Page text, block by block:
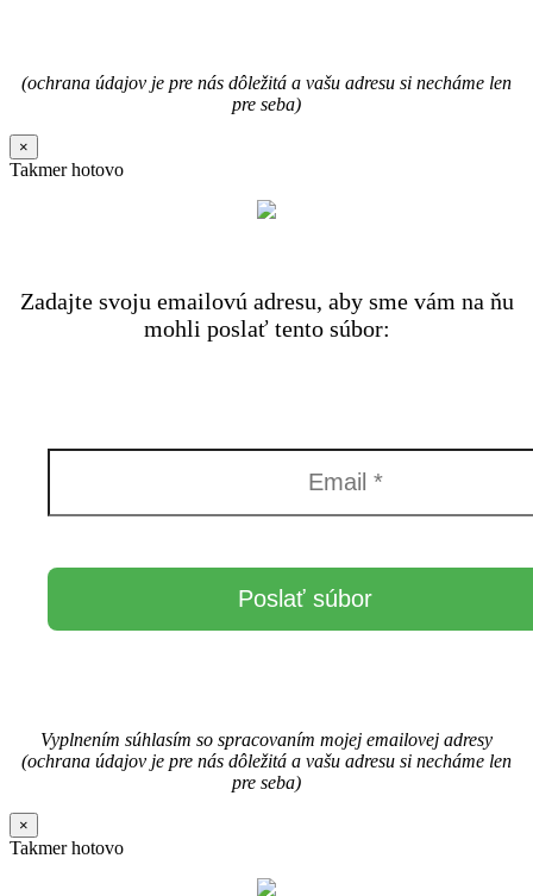
(ochrana údajov je pre nás dôležitá a vašu adresu si necháme len
pre seba)
×
Takmer hotovo
Zadajte svoju emailovú adresu, aby sme vám na ňu
mohli poslať tento súbor:
Vyplnením súhlasím so spracovaním mojej emailovej adresy
(ochrana údajov je pre nás dôležitá a vašu adresu si necháme len
pre seba)
×
Takmer hotovo